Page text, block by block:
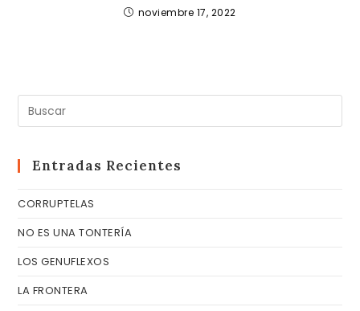
noviembre 17, 2022
Entradas Recientes
CORRUPTELAS
NO ES UNA TONTERÍA
LOS GENUFLEXOS
LA FRONTERA